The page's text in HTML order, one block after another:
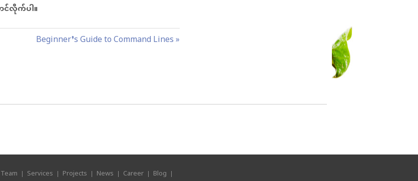
င်လိုက်ပါ။
N
o
:
Beginner’s Guide to Command Lines
Team Services Projects News Career
Blog